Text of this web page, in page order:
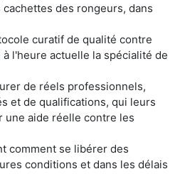
des rongeurs, dans
curatif de qualité contre
l'heure actuelle la spécialité de
de réels professionnels,
et de qualifications, qui leurs
aide réelle contre les
comment se libérer des
conditions et dans les délais